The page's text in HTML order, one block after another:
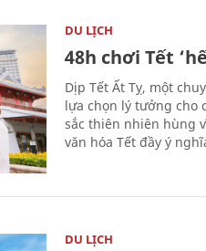
DU LỊCH
48h chơi Tết
Dịp Tết Ất Tỵ, một
lựa chọn lý tưởng cho
sắc thiên nhiên hùng
văn hóa Tết đầy ý
DU LỊCH